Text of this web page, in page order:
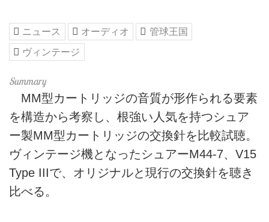
ニュース オーディオ
管球王国
ヴィンテージ
MM型カートリッジの音質が形作られる要素
を構造から考察し、根強い人気を持つシュア
ー製MM型カートリッジの交換針を比較試聴。
ヴィンテージ機となったシュアーM44-7、V15
Type IIIで、オリジナルと現行の交換針を聴き
比べる。